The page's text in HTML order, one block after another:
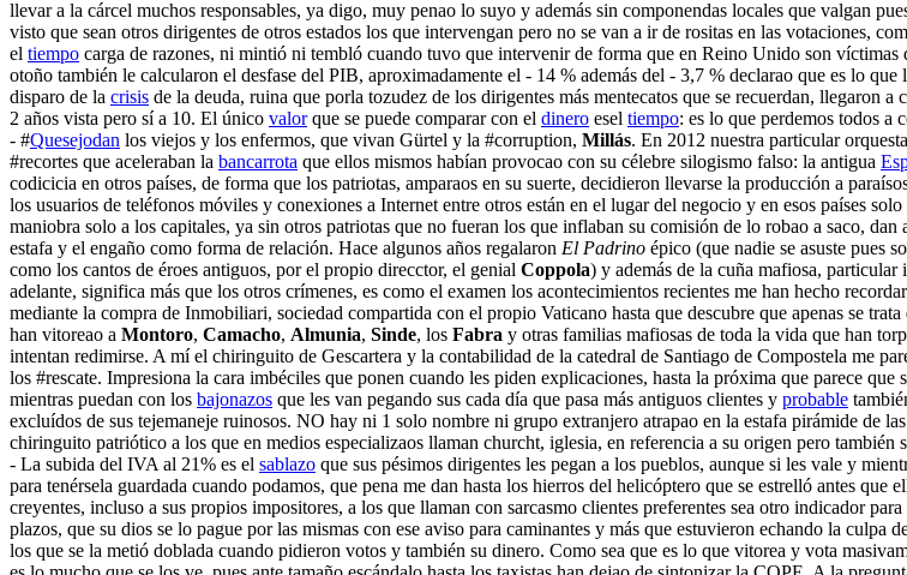
llevar a la cárcel muchos responsables, ya digo, muy penao lo suyo y además sin componendas locales que valgan
visto que sean otros dirigentes de otros estados los que intervengan pero no se van a ir de rositas en las votaciones,
el tiempo carga de razones, ni mintió ni tembló cuando tuvo que intervenir de forma que en Reino Unido son
otoño también le calcularon el desfase del PIB, aproximadamente el - 14 % además del - 3,7 % declarao que es lo que
disparo de la crisis de la deuda, ruina que porla tozudez de los dirigentes más mentecatos que se recuerdan, llegaron
2 años vista pero sí a 10. El único valorque se puede comparar con el dinero esel tiempo: es lo que perdemos todos a
- #Quesejodan los viejos y los enfermos, que vivan Gürtel y la #corruption, Millás. En 2012 nuestra particular
#recortes que aceleraban la bancarrota que ellos mismos habían provocao con su célebre silogismo falso: la antigua
codicicia en otros países, de forma que los patriotas, amparaos en su suerte, decidieron llevarse la producción a
los usuarios de teléfonos móviles y conexiones a Internet entre otros están en el lugar del negocio y en esos países
maniobra solo a los capitales, ya sin otros patriotas que no fueran los que inflaban su comisión de lo robao a saco,
estafa y el engaño como forma de relación. Hace algunos años regalaron El Padrino épico (que nadie se asuste pues
como los cantos de éroes antiguos, por el propio direcctor, el genial Coppola) y además de la cuña mafiosa,
adelante, significa más que los otros crímenes, es como el examen los acontecimientos recientes me han hecho
mediante la compra de Inmobiliari, sociedad compartida con el propio Vaticano hasta que descubre que apenas se
han vitoreao a Montoro, Camacho, Almunia, Sinde, los Fabra y otras familias mafiosas de toda la vida que han
intentan redimirse. A mí el chiringuito de Gescartera y la contabilidad de la catedral de Santiago de Compostela me
los #rescate. Impresiona la cara imbéciles que ponen cuando les piden explicaciones, hasta la próxima que parece
mientras puedan con los bajonazos que les van pegando sus cada día que pasa más antiguos clientes y probable
excluídos de sus tejemaneje ruinosos. NO hay ni 1 solo nombre ni grupo extranjero atrapao en la estafa pirámide de
chiringuito patriótico a los que en medios especializaos llaman churcht, iglesia, en referencia a su origen pero también
- La subida del IVA al 21% es el sablazo que sus pésimos dirigentes les pegan a los pueblos, aunque si les vale y
para tenérsela guardada cuando podamos, que pena me dan hasta los hierros del helicóptero que se estrelló antes
creyentes, incluso a sus propios impositores, a los que llaman con sarcasmo clientes preferentes sea otro indicador
plazos, que su dios se lo pague por las mismas con ese aviso para caminantes y más que estuvieron echando la culpa
los que se la metió doblada cuando pidieron votos y también su dinero. Como sea que es lo que vitorea y vota